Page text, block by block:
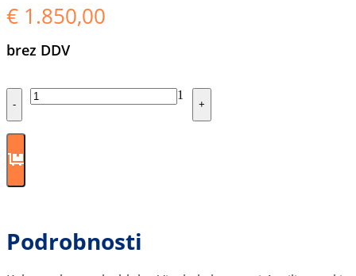
€ 1.850,00
brez DDV
Quantity
-
1
+
Podrobnosti